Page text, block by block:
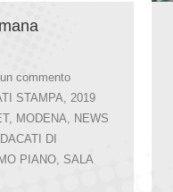
un commento
STAMPA
2019
, MODENA
NEWS
DI
PIANO
SALA